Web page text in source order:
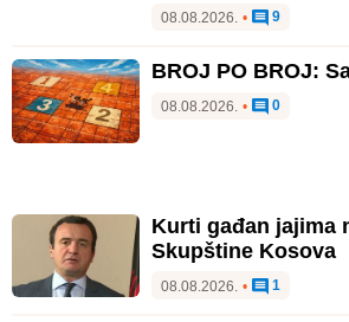
08.08.2026. • 9
BROJ PO BROJ:
08.08.2026. • 0
Kurti gađan jajima
Skupštine Kosova
08.08.2026. • 1